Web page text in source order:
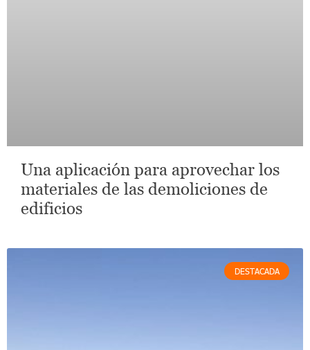
Una aplicación para aprovechar los
materiales de las demoliciones de
edificios
DESTACADA